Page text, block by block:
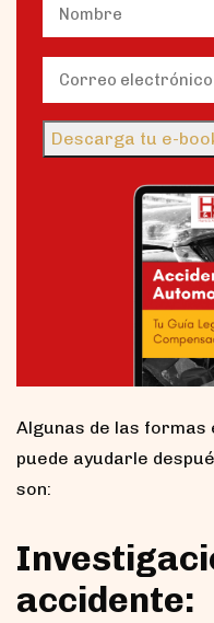
Name (Obligatorio)
Nombre
Email (Obligatorio)
Descarga tu e-
Algunas de las formas
puede ayudarle
son:
accidente: